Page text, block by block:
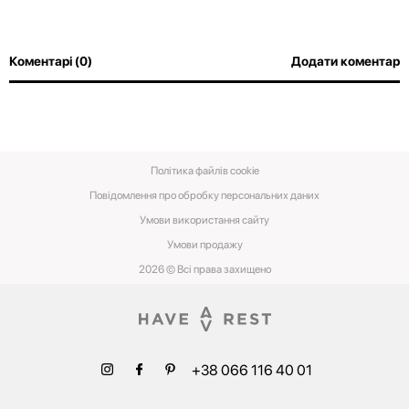
Коментарі (0) Додати коментар
2026 © Всі права захищено
Повідомлення про обробку персональних даних
Умови використання сайту
Умови‌ ‌продажу‌
Політика файлів cookie
+38 066 116 40 01